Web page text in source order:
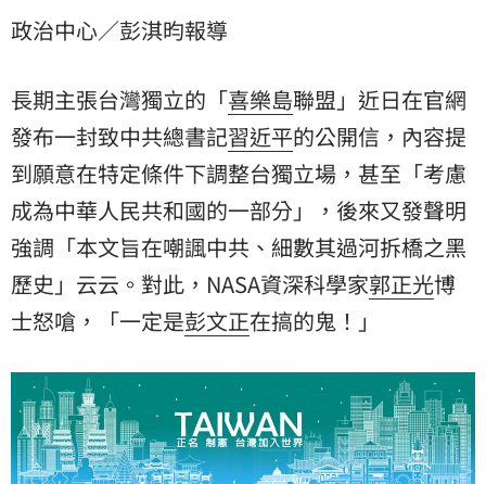
家郭正光博士怒嗆，「一定是彭文正在搞的鬼！」
政治中心／彭淇昀報導
長期主張台灣獨立的「喜樂島聯盟」近日在官網
發布一封致中共總書記習近平的公開信，內容提
到願意在特定條件下調整台獨立場，甚至「考慮
成為中華人民共和國的一部分」，後來又發聲明
強調「本文旨在嘲諷中共、細數其過河拆橋之黑
歷史」云云。對此，NASA資深科學家郭正光博
士怒嗆，「一定是彭文正在搞的鬼！」